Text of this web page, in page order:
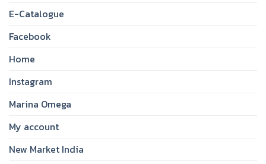
E-Catalogue
Facebook
Home
Instagram
Marina Omega
My account
New Market India